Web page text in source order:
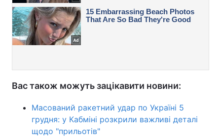
Вас також можуть зацікавити новини:
Масований ракетний удар по Україні 5
грудня: у Кабміні розкрили важливі деталі
щодо "прильотів"